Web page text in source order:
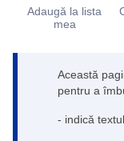
Adaugă la lista
mea
Această
pentru a
- indică